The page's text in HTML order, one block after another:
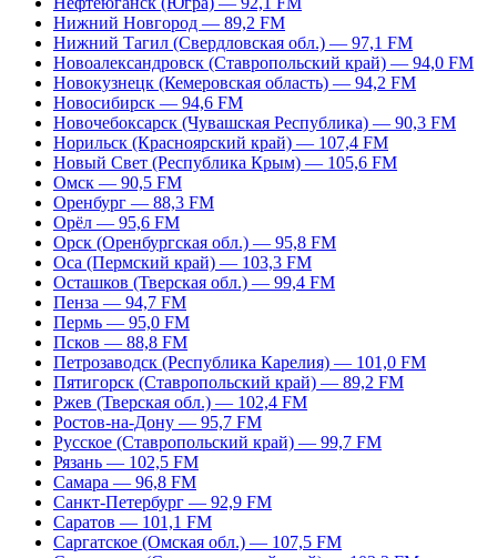
Нижний Новгород — 89,2 FM
Нижний Тагил (Свердловская обл.) — 97,1 FM
Новоалександровск (Ставропольский край) — 94,0 FM
Новокузнецк (Кемеровская область) — 94,2 FM
Новосибирск — 94,6 FM
Новочебоксарск (Чувашская Республика) — 90,3 FM
Норильск (Красноярский край) — 107,4 FM
Новый Свет (Республика Крым) — 105,6 FM
Омск — 90,5 FM
Оренбург — 88,3 FM
Орёл — 95,6 FM
Орск (Оренбургская обл.) — 95,8 FM
Оса (Пермский край) — 103,3 FM
Осташков (Тверская обл.) — 99,4 FM
Пенза — 94,7 FM
Пермь — 95,0 FM
Псков — 88,8 FM
Петрозаводск (Республика Карелия) — 101,0 FM
Пятигорск (Ставропольский край) — 89,2 FM
Ржев (Тверская обл.) — 102,4 FM
Ростов-на-Дону — 95,7 FM
Русское (Ставропольский край) — 99,7 FM
Рязань — 102,5 FM
Самара — 96,8 FM
Санкт-Петербург — 92,9 FM
Саратов — 101,1 FM
Саргатское (Омская обл.) — 107,5 FM